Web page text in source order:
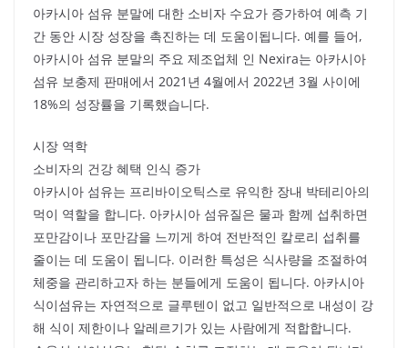
아카시아 섬유 분말에 대한 소비자 수요가 증가하여 예측 기
간 동안 시장 성장을 촉진하는 데 도움이됩니다. 예를 들어,
아카시아 섬유 분말의 주요 제조업체 인 Nexira는 아카시아
섬유 보충제 판매에서 2021년 4월에서 2022년 3월 사이에
18%의 성장률을 기록했습니다.
시장 역학
소비자의 건강 혜택 인식 증가
아카시아 섬유는 프리바이오틱스로 유익한 장내 박테리아의
먹이 역할을 합니다. 아카시아 섬유질은 물과 함께 섭취하면
포만감이나 포만감을 느끼게 하여 전반적인 칼로리 섭취를
줄이는 데 도움이 됩니다. 이러한 특성은 식사량을 조절하여
체중을 관리하고자 하는 분들에게 도움이 됩니다. 아카시아
식이섬유는 자연적으로 글루텐이 없고 일반적으로 내성이 강
해 식이 제한이나 알레르기가 있는 사람에게 적합합니다.